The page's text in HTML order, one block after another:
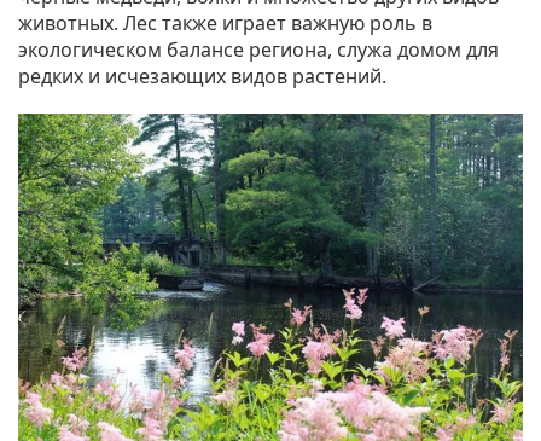
животных. Лес также играет важную роль в
экологическом балансе региона, служа домом для
редких и исчезающих видов растений.